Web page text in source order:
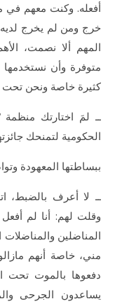
أفعله. وكنت معهم في
خرج ومن لم يخرج لديه
المهم ألا نصمت،
متوفرة وأن نستخدمها
كثيرة خاصة ونحن تحت
ــ لمَ اختارتك
الحكومية لتمنحك
ببساطتها المعهودة
ــ لا أعرف بالضبط،
وقلت لهم: أنا لم
المناضلين
مني، خاصة أنهم
دفعوها بالموت تحت
يساعدون الجرحى